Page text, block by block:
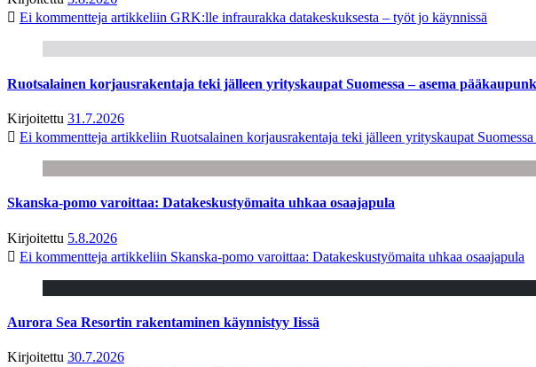
Ei kommentteja artikkeliin GRK:lle infraurakka datakeskuksesta – työt jo käynnissä
Ruotsalainen korjausrakentaja teki jälleen yrityskaupat Suomessa – asema
Kirjoitettu 31.7.2026
Ei kommentteja artikkeliin Ruotsalainen korjausrakentaja teki jälleen yrityskaupat
Skanska-pomo varoittaa: Datakeskustyömaita uhkaa osaajapula
Kirjoitettu 5.8.2026
Ei kommentteja artikkeliin Skanska-pomo varoittaa: Datakeskustyömaita uhkaa osaajapula
Aurora Sea Resortin rakentaminen käynnistyy Iissä
Kirjoitettu 30.7.2026